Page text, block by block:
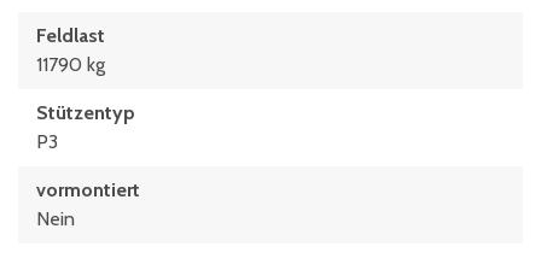
Feldlast
11790 kg
Stützentyp
P3
vormontiert
Nein